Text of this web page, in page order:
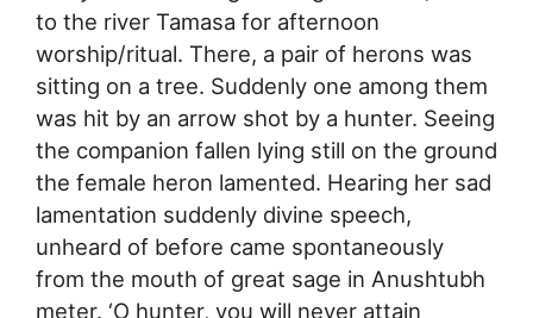
to the river Tamasa for afternoon
worship/ritual. There, a pair of herons was
sitting on a tree. Suddenly one among them
was hit by an arrow shot by a hunter. Seeing
the companion fallen lying still on the ground
the female heron lamented. Hearing her sad
lamentation suddenly divine speech,
unheard of before came spontaneously
from the mouth of great sage in Anushtubh
meter. ‘O hunter, you will never attain